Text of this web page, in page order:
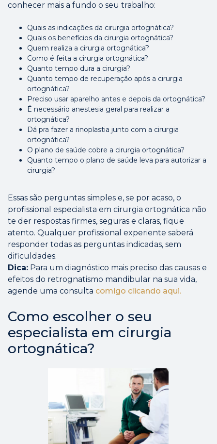
conhecer mais a fundo o seu trabalho:
Quais as indicações da cirurgia ortognática?
Quais os benefícios da cirurgia ortognática?
Quem realiza a cirurgia ortognática?
Como é feita a cirurgia ortognática?
Quanto tempo dura a cirurgia?
Quanto tempo de recuperação após a cirurgia
ortognática?
Preciso usar aparelho antes e depois da ortognática?
É necessário anestesia geral para realizar a
ortognática?
Dá pra fazer a rinoplastia junto com a cirurgia
ortognática?
O plano de saúde cobre a cirurgia ortognática?
Quanto tempo o plano de saúde leva para autorizar a
cirurgia?
Essas são perguntas simples e, se por acaso, o
profissional especialista em cirurgia ortognática não
te der respostas firmes, seguras e claras, fique
atento. Qualquer profissional experiente saberá
responder todas as perguntas indicadas, sem
dificuldades.
Dica: Para um diagnóstico mais preciso das causas e
efeitos do retrognatismo mandibular na sua vida,
agende uma consulta comigo clicando aqui.
Como escolher o seu
especialista em cirurgia
ortognática?